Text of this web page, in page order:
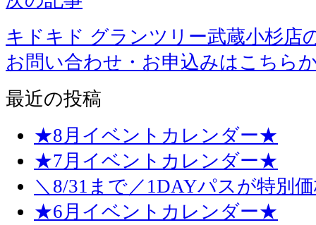
キドキド グランツリー武蔵小杉店
お問い合わせ・お申込みはこちら
最近の投稿
★8月イベントカレンダー★
★7月イベントカレンダー★
＼8/31まで／1DAYパスが特別
★6月イベントカレンダー★